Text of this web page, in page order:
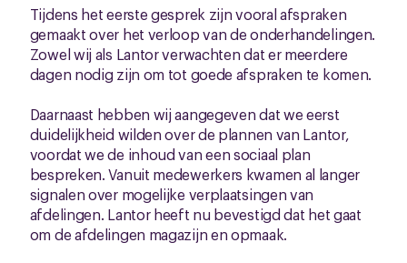
Tijdens het eerste gesprek zijn vooral afspraken
gemaakt over het verloop van de onderhandelingen.
Zowel wij als Lantor verwachten dat er meerdere
dagen nodig zijn om tot goede afspraken te komen.
Daarnaast hebben wij aangegeven dat we eerst
duidelijkheid wilden over de plannen van Lantor,
voordat we de inhoud van een sociaal plan
bespreken. Vanuit medewerkers kwamen al langer
signalen over mogelijke verplaatsingen van
afdelingen. Lantor heeft nu bevestigd dat het gaat
om de afdelingen magazijn en opmaak.